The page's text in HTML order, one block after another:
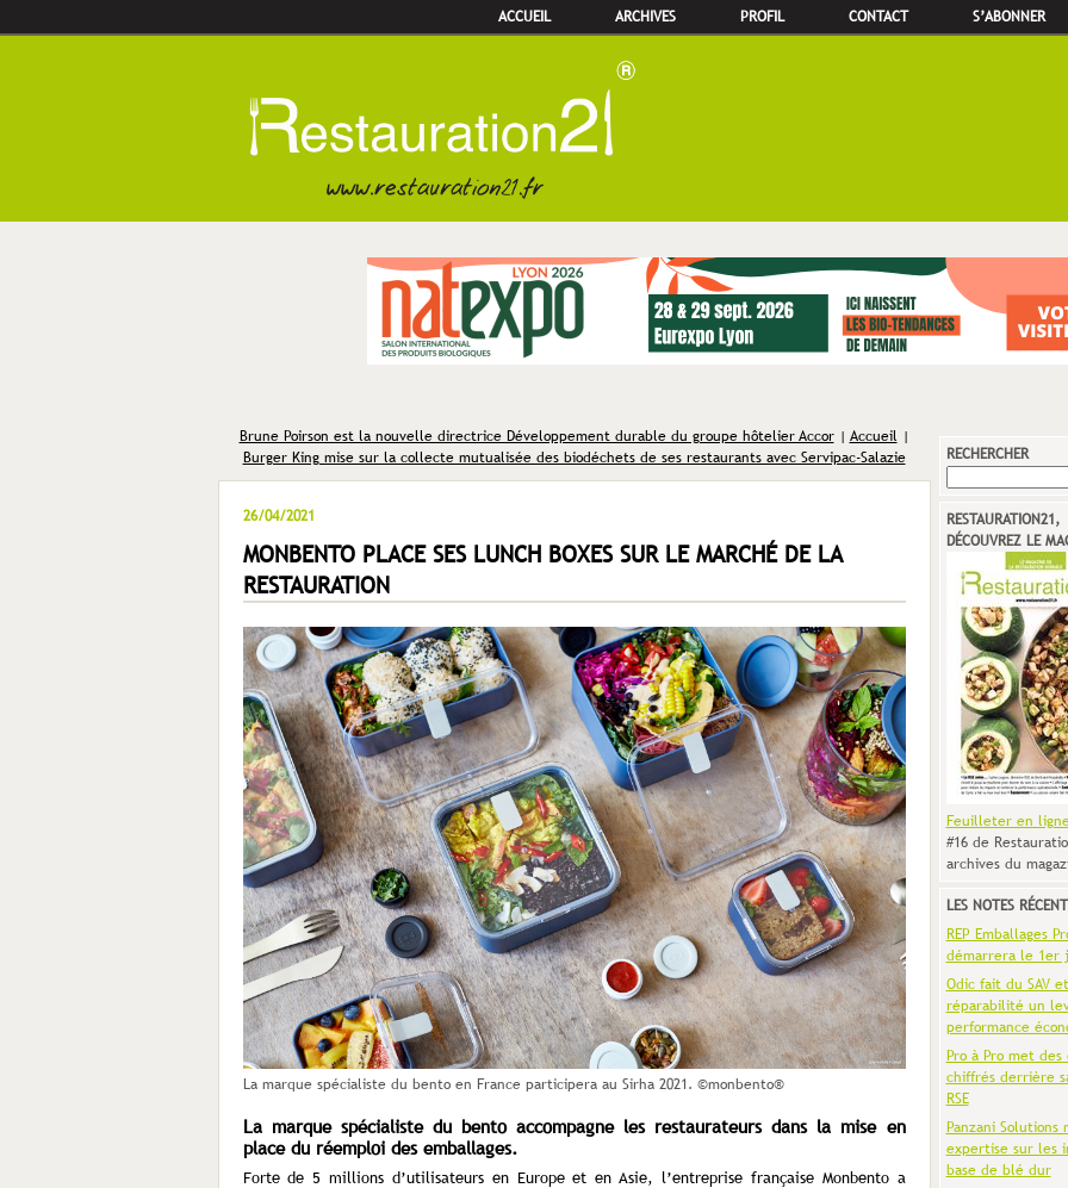
ACCUEIL ARCHIVES PROFIL CONTACT S’ABONNER
Brune Poirson est la nouvelle directrice Développement durable du groupe hôtelier Accor| Accueil |
Burger King mise sur la collecte mutualisée des biodéchets de ses restaurants avec Servipac-Salazie
26/04/2021
MONBENTO PLACE SES LUNCH BOXES SUR LE MARCHÉ DE LA
RESTAURATION
La marque spécialiste du bento en France participera au Sirha 2021. ©monbento®
La marque spécialiste du bento accompagne les restaurateurs dans la mise en
place du réemploi des emballages.
Forte de 5 millions d’utilisateurs en Europe et en Asie, l’entreprise française Monbento a
RECHERCHER
RESTAURATION21,
DÉCOUVREZ LE
Feuilleter en
#16 de
archives du
LES NOTES
REP Emballages
démarrera le 1er
Odic fait du SAV
réparabilité un
performance
Pro à Pro met
chiffrés derrière
RSE
Panzani Solutions
expertise sur les
base de blé dur